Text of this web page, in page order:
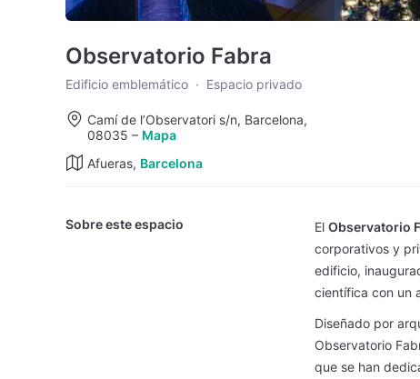
Observatorio Fabra
Edificio emblemático · Espacio privado
Camí de l’Observatori s/n, Barcelona,
08035 – Mapa
Afueras, Barcelona
Sobre este espacio El Observatorio
corporativos y
edificio,
científica con un
Diseñado por
Observatorio
que se han